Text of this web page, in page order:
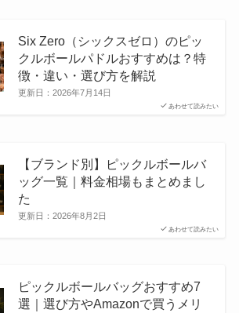
あわせて読みたい
Six Zero（シックスゼロ）のピッ
クルボールパドルおすすめは？特
徴・違い・選び方を解説
更新日： 2026年7月14日
あわせて読みたい
【ブランド別】ピックルボールバ
ッグ一覧｜料金相場もまとめまし
た
更新日： 2026年8月2日
ピックルボールバッグおすすめ7
選｜選び方やAmazonで買うメリ